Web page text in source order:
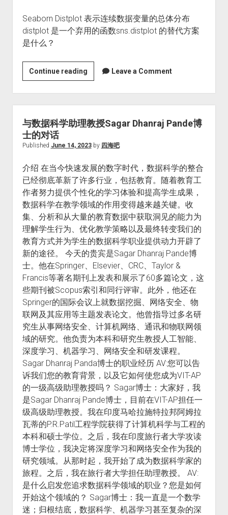
义
转
行
高
级
据
准
Seaborn Distplot 表示连续数据变量的总体分布
distplot 是一个弃用的函数sns.distplot 的替代方案
是什么？
Continue reading在
Python
中，
替
代
Distplot
最
佳
选
择
Leave a Comment
与数据科学助理教授Sagar Dhanraj Pande博
士的对话
Published June 14, 2023by 四海吧
介绍 在当今快速发展的数字时代，数据科学的整合
已经彻底革新了许多行业，包括教育。随着教育工
作者努力提供个性化的学习体验和提高学生成果，
数据科学在教学领域的作用变得越来越关键。收
集、分析和从大量的教育数据中获取洞见的能力为
理解学生行为、优化教学策略以及最终转变我们的
教育方式并为学生的数据科学职业提供动力开辟了
新的途径。 今天的贵宾是Sagar Dhanraj Pande博
士。他在Springer、Elsevier、CRC、Taylor &
Francis等著名期刊上发表和展示了60多篇论文，这
些期刊被Scopus索引和同行评审。此外，他还在
Springer的国际会议上就数据挖掘、网络安全、物
联网及其应用等主题发表论文。他曾指导过多名研
究生从事网络安全、计算机网络、通讯和物联网领
域的研究。他负责为本科和研究生教授人工智能、
深度学习、机器学习、网络安全和研发课程。
Sagar Dhanraj Panda博士的职业经历 AV:您可以告
诉我们您的教育背景，以及它如何使您成为VIT-AP
的一级高级助理教授吗？ Sagar博士：大家好，我
是Sagar Dhanraj Pande博士，目前在VIT-AP担任一
级高级助理教授。我在印度马哈拉施特拉邦阿姆拉
瓦蒂的P.R.Patil工程学院获得了计算机科学与工程的
本科和硕士学位。之后，我在印度旅行者大学攻读
博士学位，我决定将深度学习和网络安全作为我的
研究领域。从那时起，我开始了成为数据科学家的
旅程。之后，我在旅行者大学担任助理教授。 AV:
是什么启发您追求数据科学领域的职业？您是如何
开始这个领域的？ Sagar博士：我一直是一个数学
迷；归根结底，数据科学、机器学习甚至复杂的深